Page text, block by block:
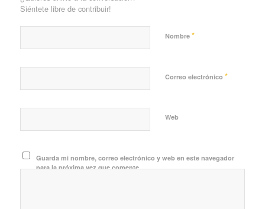
Siéntete libre de contribuir!
Nombre *
Correo electrónico *
Web
Guarda mi nombre, correo electrónico y web en este navegador
para la próxima vez que comente.